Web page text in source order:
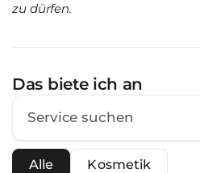
zu dürfen.
Das biete ich an
Alle Kosmetik